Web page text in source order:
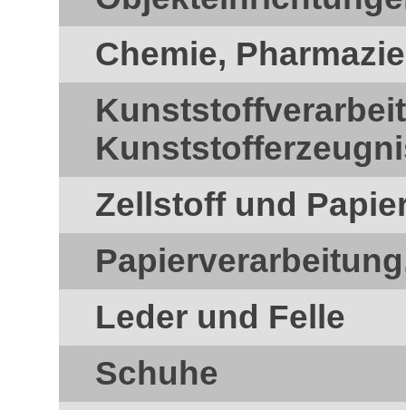
Chemie,
Zellstoff und
Leder und Felle
Schuhe